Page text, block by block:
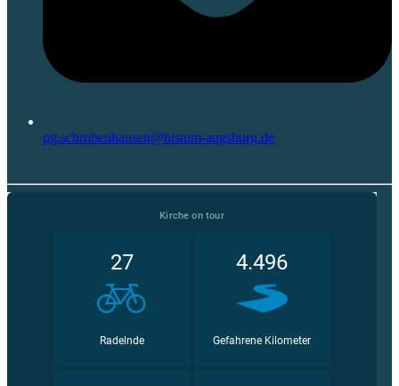
pg.schrobenhausen@bistum-augsburg.de